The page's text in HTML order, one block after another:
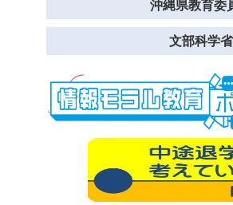
沖縄県教育委
文部科学省